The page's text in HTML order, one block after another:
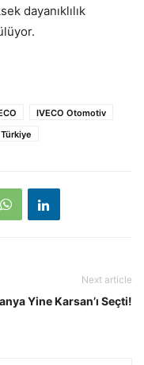
dayanıklılık
IVECO Otomotiv
Next article
Yine Karsan’ı Seçti!